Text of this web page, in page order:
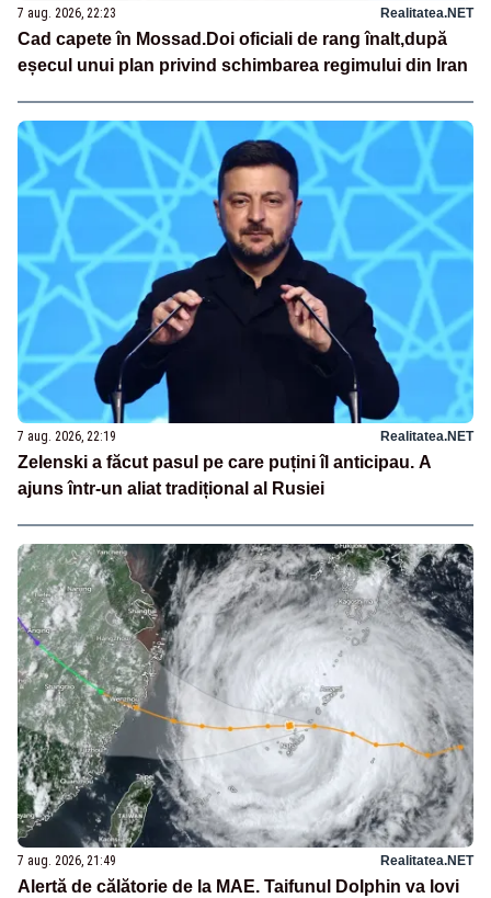
7 aug. 2026, 22:23 Realitatea.NET
Cad capete în Mossad.Doi oficiali de rang înalt,după
eșecul unui plan privind schimbarea regimului din Iran
7 aug. 2026, 22:19 Realitatea.NET
Zelenski a făcut pasul pe care puțini îl anticipau. A
ajuns într-un aliat tradițional al Rusiei
7 aug. 2026, 21:49 Realitatea.NET
Alertă de călătorie de la MAE. Taifunul Dolphin va lovi